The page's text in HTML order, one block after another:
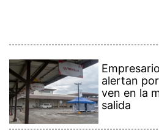
alertan
ven en la
salida